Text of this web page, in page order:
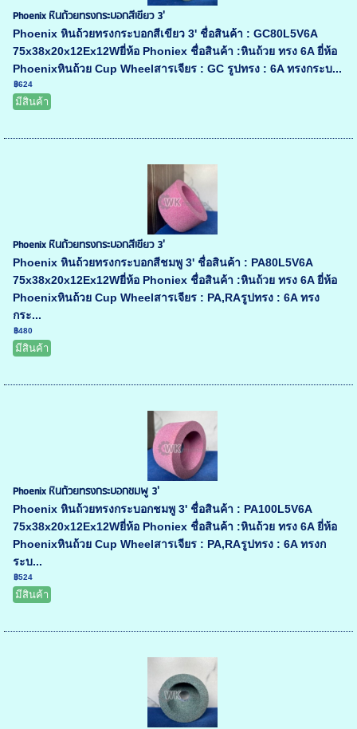
Phoenix หินถ้วยทรงกระบอกสีเขียว 3'
Phoenix หินถ้วยทรงกระบอกสีเขียว 3' ชื่อสินค้า : GC80L5V6A
75x38x20x12Ex12Wยี่ห้อ Phoniex ชื่อสินค้า :หินถ้วย ทรง 6A ยี่ห้อ
Phoenixหินถ้วย Cup Wheelสารเจียร : GC รูปทรง : 6A ทรงกระบ...
฿624
มีสินค้า
Phoenix หินถ้วยทรงกระบอกสีเขียว 3'
Phoenix หินถ้วยทรงกระบอกสีชมพู 3' ชื่อสินค้า : PA80L5V6A
75x38x20x12Ex12Wยี่ห้อ Phoniex ชื่อสินค้า :หินถ้วย ทรง 6A ยี่ห้อ
Phoenixหินถ้วย Cup Wheelสารเจียร : PA,RAรูปทรง : 6A ทรง
กระ...
฿480
มีสินค้า
Phoenix หินถ้วยทรงกระบอกชมพู 3'
Phoenix หินถ้วยทรงกระบอกชมพู 3' ชื่อสินค้า : PA100L5V6A
75x38x20x12Ex12Wยี่ห้อ Phoniex ชื่อสินค้า :หินถ้วย ทรง 6A ยี่ห้อ
Phoenixหินถ้วย Cup Wheelสารเจียร : PA,RAรูปทรง : 6A ทรงก
ระบ...
฿524
มีสินค้า